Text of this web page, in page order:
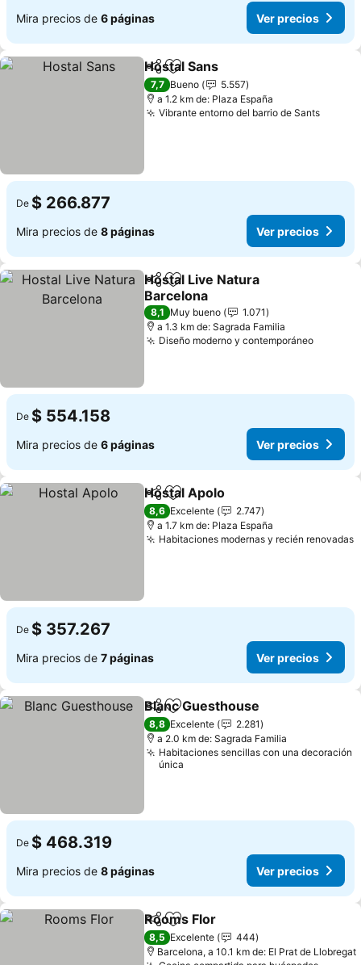
Mira precios de 6 páginas Ver precios
CompartirAgregar a favoritos
Hostal Sans
7,7 Bueno
5.557
a 1.2 km de: Plaza España
Vibrante entorno del barrio de SantsVer
De $ 266.877
Mira precios de 8 páginas Ver precios
CompartirAgregar a favoritos
Hostal Live Natura
Barcelona
Ver precios
8,1 Muy bueno
1.071
a 1.3 km de: Sagrada Familia
Diseño moderno y contemporáneoVer
De $ 554.158
Mira precios de 6 páginas Ver precios
CompartirAgregar a favoritos
Hostal Apolo
8,6 Excelente
2.747
a 1.7 km de: Plaza España
Habitaciones modernas y recién renovadas
De $ 357.267
Mira precios de 7 páginas Ver precios
CompartirAgregar a favoritos
Blanc Guesthouse
8,8 Excelente
2.281
a 2.0 km de: Sagrada Familia
Habitaciones sencillas con una decoración
única
De $ 468.319
Mira precios de 8 páginas Ver precios
CompartirAgregar a favoritos
Rooms Flor
8,5 Excelente
444
Barcelona, a 10.1 km de: El Prat de Llobregat